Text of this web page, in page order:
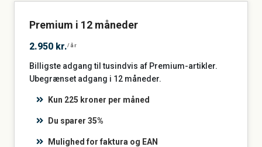
Premium i 12 måneder
2.950 kr./år
Billigste adgang til tusindvis af Premium-artikler.
Ubegrænset adgang i 12 måneder.
Kun 225 kroner per måned
Du sparer 35%
Mulighed for faktura og EAN